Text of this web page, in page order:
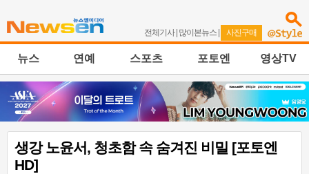
전체기사| 많이본뉴스 | 사진구매
뉴스 연예 스포츠 포토엔 영상TV
생강 노윤서, 청초함 속 숨겨진 비밀 [포토엔
HD]